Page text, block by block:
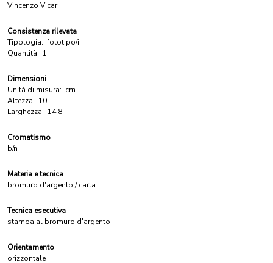
Vincenzo Vicari
Consistenza rilevata
Tipologia: fototipo/i
Quantità: 1
Dimensioni
Unità di misura: cm
Altezza: 10
Larghezza: 14.8
Cromatismo
b/n
Materia e tecnica
bromuro d'argento / carta
Tecnica esecutiva
stampa al bromuro d'argento
Orientamento
orizzontale